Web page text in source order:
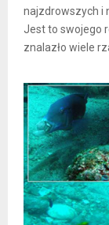
najzdrowszych i
Jest to swojego
znalazło wiele